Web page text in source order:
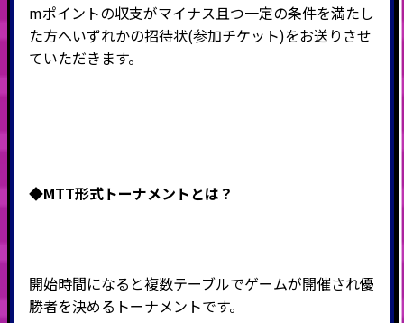
mポイントの収支がマイナス且つ一定の条件を満たし
た方へいずれかの招待状(参加チケット)をお送りさせ
ていただきます。
◆MTT形式トーナメントとは？
開始時間になると複数テーブルでゲームが開催され優
勝者を決めるトーナメントです。